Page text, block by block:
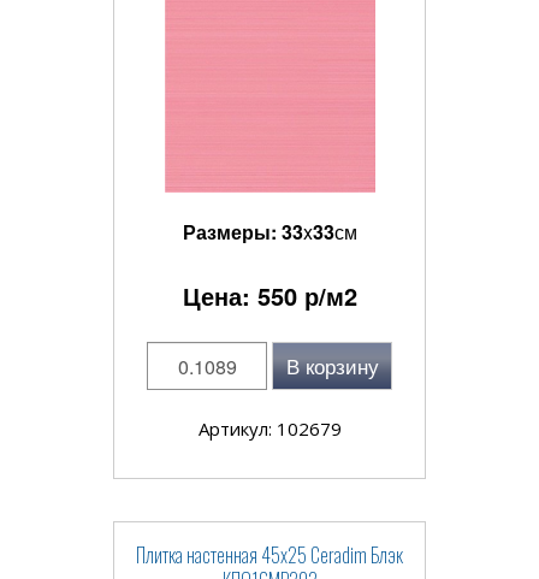
Размеры: 33x33см
Цена: 550р/м2
В корзину
Артикул: 102679
Плитка настенная 45x25 Ceradim Блэк